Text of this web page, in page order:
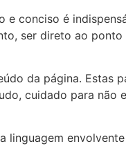
e conciso é
ser direto ao
da página. Estas
cuidado para não
linguagem